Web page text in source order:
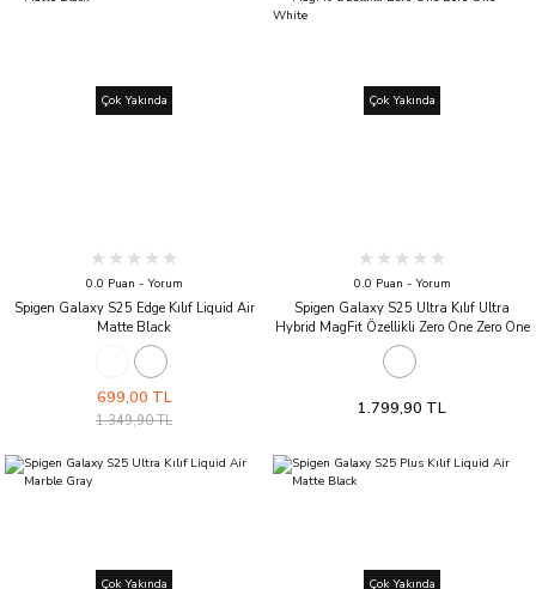
Çok Yakında
0.0 Puan - Yorum
Spigen Galaxy S25 Edge Kılıf Liquid Air
Matte Black
699,00 TL
1.349,90 TL
Çok Yakında
0.0 Puan - Yorum
Spigen Galaxy S25 Ultra Kılıf Ultra
Hybrid MagFit Özellikli Zero One Zero One
White
1.799,90 TL
Çok Yakında Çok Yakında